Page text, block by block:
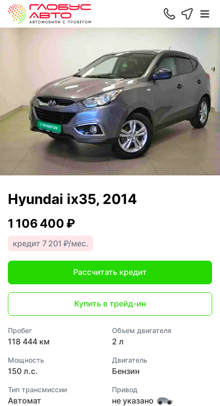
Hyundai ix35, 2014
1 106 400 ₽
кредит 7 201 ₽/мес.
Рассчитать кредит
Купить в трейд-ин
Пробег
118 444 км
Объем двигателя
2 л
Мощность
150 л.с.
Двигатель
Бензин
Тип трансмиссии
Автомат
Привод
не указано